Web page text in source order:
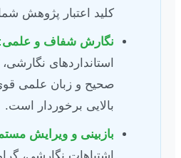
کلید اعتبار پژوهش
نگارش شفاف و
استانداردهای
صحیح و زبان علمی
بالایی برخوردار است.
بازبینی و ویرایش